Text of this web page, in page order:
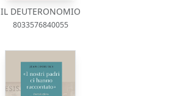
IL DEUTERONOMIO
8033576840055